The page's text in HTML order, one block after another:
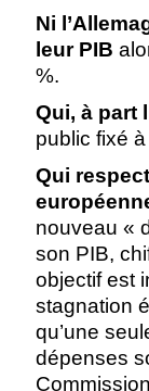
Ni
leur PIB
%.
Qui, à part
public fixé
Qui
nouveau «
son PIB,
objectif est
stagnation
qu’une
dépenses